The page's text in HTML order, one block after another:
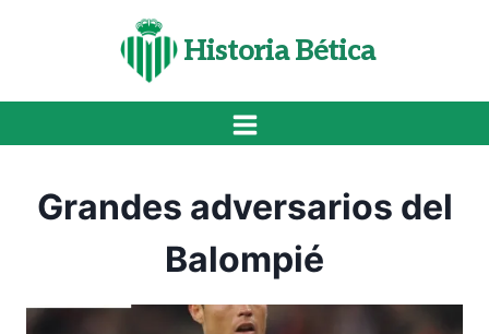
Historia Bética
Grandes adversarios del
Balompié